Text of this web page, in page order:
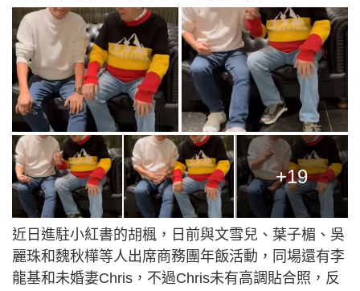
+19
近日進駐小紅書的胡楓，日前與文雪兒、葉子楣、吳
麗珠和魏秋樺等人出席商務團年飯活動，同場還有李
龍基和未婚妻Chris，不過Chris未有高調貼合照，反